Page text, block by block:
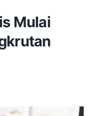
Mulai